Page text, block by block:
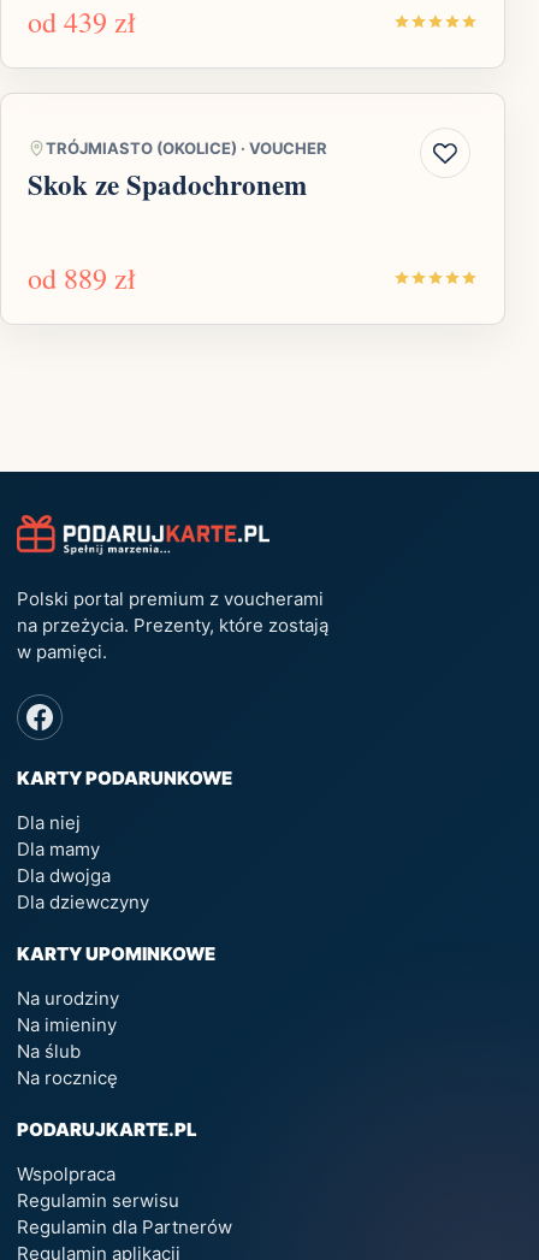
od439 zł
TRÓJMIASTO (OKOLICE) · VOUCHER
Skok ze Spadochronem
od 889 zł
Polski portal premium z voucherami
na przeżycia. Prezenty, które zostają
w pamięci.
KARTY PODARUNKOWE
Dla niej
Dla mamy
Dla dwojga
Dla dziewczyny
KARTY UPOMINKOWE
Na urodziny
Na imieniny
Na ślub
Na rocznicę
PODARUJKARTE.PL
Wspolpraca
Regulamin serwisu
Regulamin dla Partnerów
Regulamin aplikacji